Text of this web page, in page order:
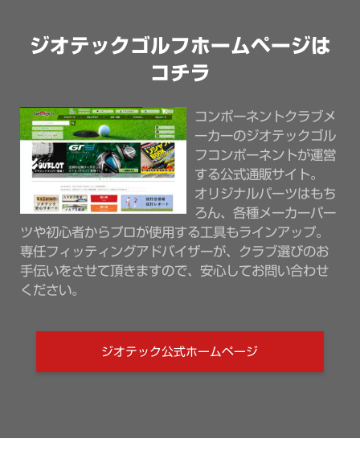
ジオテックゴルフホームページは
コチラ
コンポーネントクラブメ
ーカーのジオテックゴル
フコンポーネントが運営
する公式通販サイト。
オリジナルパーツはもち
ろん、各種メーカーパー
ツや初心者からプロが使用する工具もラインアップ。
専任フィッティングアドバイザーが、クラブ選びのお
手伝いをさせて頂きますので、安心してお問い合わせ
ください。
ジオテック公式ホームページ